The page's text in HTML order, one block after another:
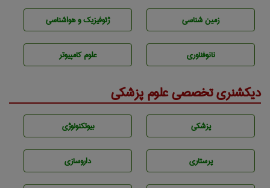
زمين شناسی ژئوفيزيك و هواشناسی
نانوفناوری علوم کامپیوتر
دیکشنری تخصصی علوم پزشکی
پزشكی بيوتكنولوژی
پرستاری داروسازی